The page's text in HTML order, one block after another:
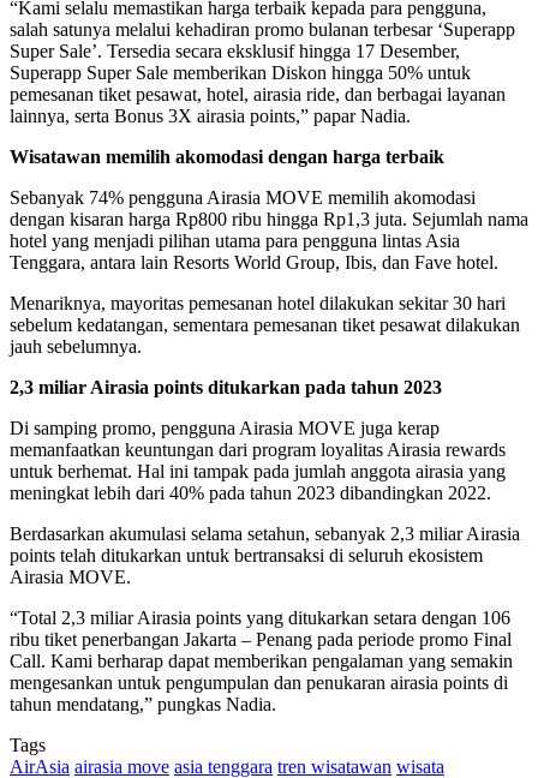
“Kami selalu memastikan harga terbaik kepada para pengguna,
salah satunya melalui kehadiran promo bulanan terbesar ‘Superapp
Super Sale’. Tersedia secara eksklusif hingga 17 Desember,
Superapp Super Sale memberikan Diskon hingga 50% untuk
pemesanan tiket pesawat, hotel, airasia ride, dan berbagai layanan
lainnya, serta Bonus 3X airasia points,” papar Nadia.
Wisatawan memilih akomodasi dengan harga terbaik
Sebanyak 74% pengguna Airasia MOVE memilih akomodasi
dengan kisaran harga Rp800 ribu hingga Rp1,3 juta. Sejumlah nama
hotel yang menjadi pilihan utama para pengguna lintas Asia
Tenggara, antara lain Resorts World Group, Ibis, dan Fave hotel.
Menariknya, mayoritas pemesanan hotel dilakukan sekitar 30 hari
sebelum kedatangan, sementara pemesanan tiket pesawat dilakukan
jauh sebelumnya.
2,3 miliar Airasia points ditukarkan pada tahun 2023
Di samping promo, pengguna Airasia MOVE juga kerap
memanfaatkan keuntungan dari program loyalitas Airasia rewards
untuk berhemat. Hal ini tampak pada jumlah anggota airasia yang
meningkat lebih dari 40% pada tahun 2023 dibandingkan 2022.
Berdasarkan akumulasi selama setahun, sebanyak 2,3 miliar Airasia
points telah ditukarkan untuk bertransaksi di seluruh ekosistem
Airasia MOVE.
“Total 2,3 miliar Airasia points yang ditukarkan setara dengan 106
ribu tiket penerbangan Jakarta – Penang pada periode promo Final
Call. Kami berharap dapat memberikan pengalaman yang semakin
mengesankan untuk pengumpulan dan penukaran airasia points di
tahun mendatang,” pungkas Nadia.
Tags
AirAsia airasia move asia tenggara tren wisatawan wisata